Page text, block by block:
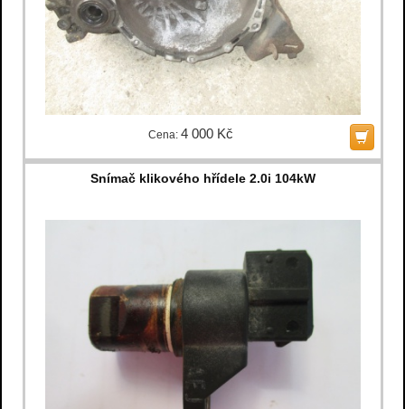
Cena: 4 000 Kč
Snímač klikového hřídele 2.0i 104kW